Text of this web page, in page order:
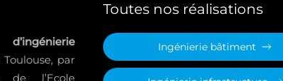
par
de l’Ecole
Toutes nos réalisations
Ingénierie bâtiment